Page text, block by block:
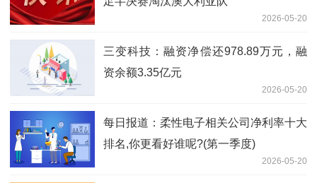
2026-05-20
三变科技：融资净偿还978.89万元，融
资余额3.35亿元
2026-05-20
每日报道：柔性电子相关公司净利率十大
排名,你更看好谁呢?(第一季度)
2026-05-20